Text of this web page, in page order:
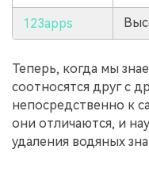
123apps
Теперь, когда мы
соотносятся друг с
непосредственно к
они отличаются, и
удаления водяных